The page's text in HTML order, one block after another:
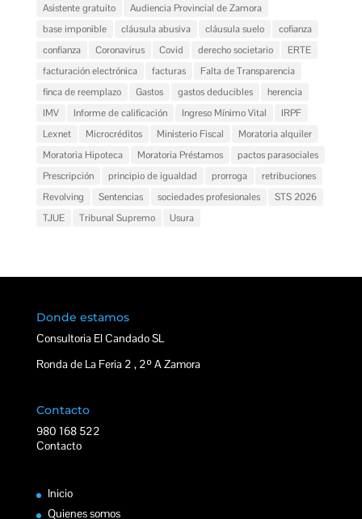
Asistente gratuito
Audiencia Provincial de Zamora
base imponible
cláusula abusiva cláusula suelo
cofianza
confianza
Coronavirus Covid derecho societario
ERTE
facturación electrónica
facturas
Falta de Transparencia
finca de reemplazo
Gastos gastos deducibles
herencia
IMV
Informe de calificación Ingreso Mínimo Vital
IRPF
Lexnet
Microcréditos Ministerio Fiscal
Moratoria alquiler
Moratoria Hipoteca
Moratoria Préstamos
pactos parasociales
Prescripción
principio de igualdad prorroga
retribuciones
Revolving
Sentencias sociedades profesionales
STS 2026
TJUE
Tribunal Supremo Usura
Donde estamos
Consultoria El Candado SL
Ronda de La Feria 2 , 2º A Zamora
Contacto
980 168 522
Contacto
Inicio
Quienes somos